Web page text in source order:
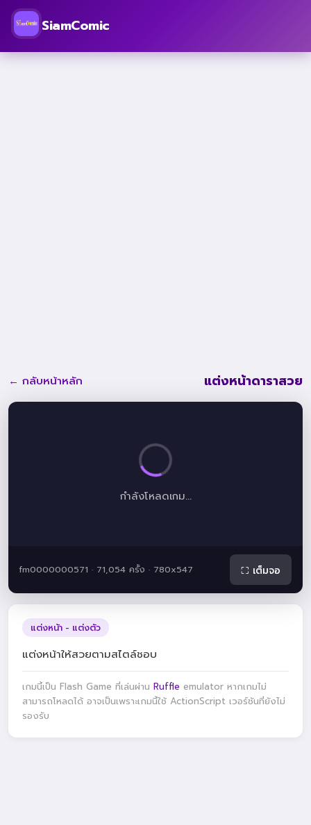
SiamComic
← กลับหน้าหลัก แต่งหน้าดาราสวย
กำลังโหลดเกม...
fm0000000571 · 71,054 ครั้ง · 780x547 ⛶ เต็มจอ
แต่งหน้า - แต่งตัว
แต่งหน้าให้สวยตามสไตล์ชอบ
เกมนี้เป็น Flash Game ที่เล่นผ่าน Ruffle emulator หากเกมไม่
สามารถโหลดได้ อาจเป็นเพราะเกมนี้ใช้ ActionScript เวอร์ชันที่ยังไม่
รองรับ